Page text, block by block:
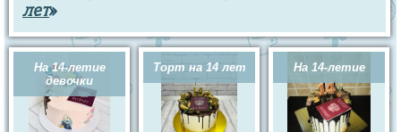
лет»
На 14-летие
девочки
Торт на 14 лет На 14-летие